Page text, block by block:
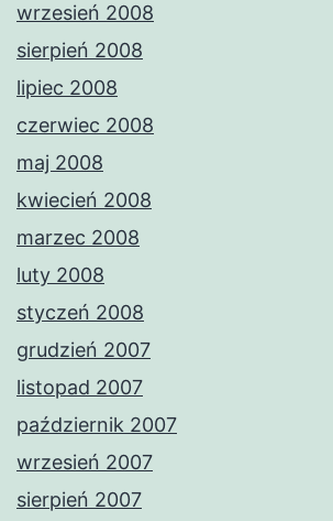
wrzesień 2008
sierpień 2008
lipiec 2008
czerwiec 2008
maj 2008
kwiecień 2008
marzec 2008
luty 2008
styczeń 2008
grudzień 2007
listopad 2007
październik 2007
wrzesień 2007
sierpień 2007